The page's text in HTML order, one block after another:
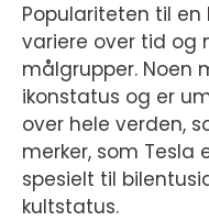
Populariteten til
variere over tid og
målgrupper. Noen
ikonstatus og er
over hele verden,
merker, som Tesla
spesielt til
kultstatus.